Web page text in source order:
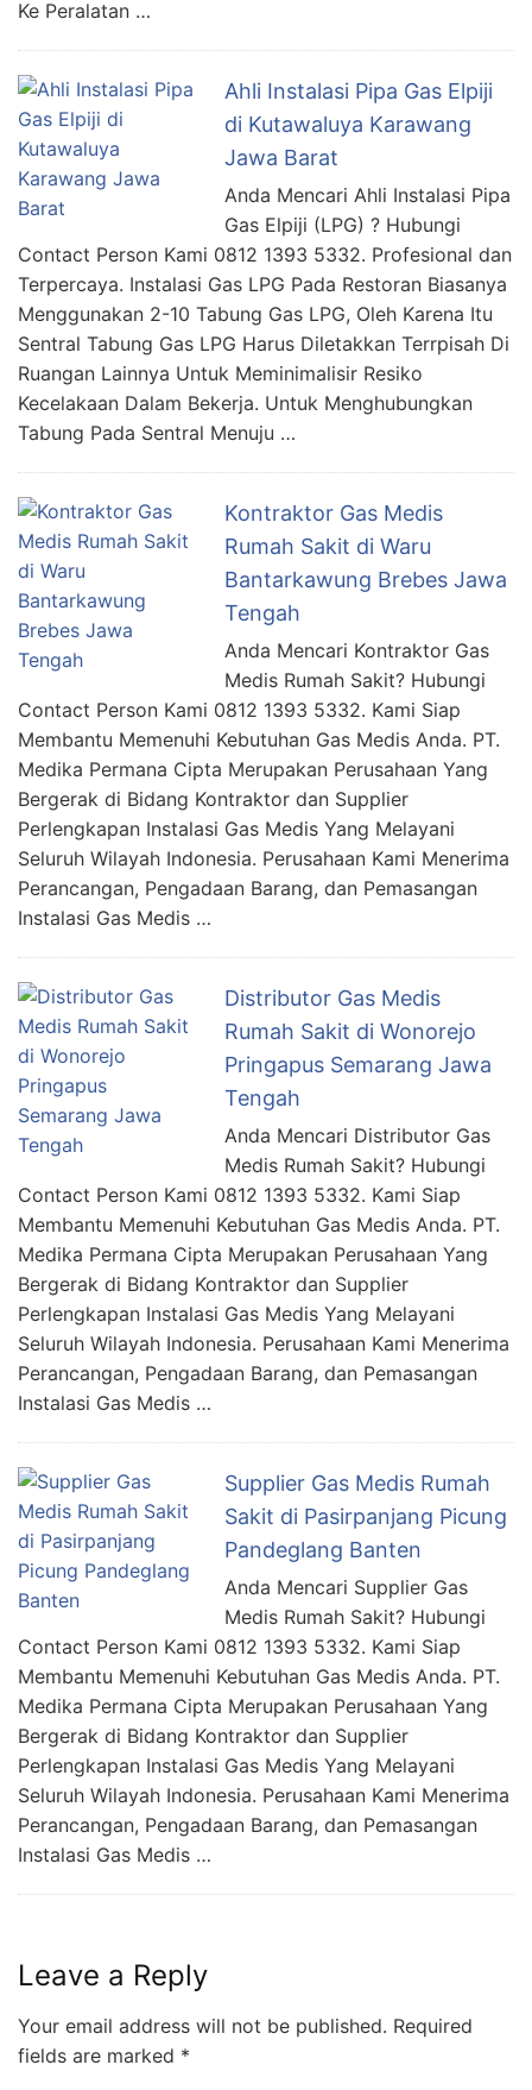
Ke Peralatan …
Ahli Instalasi Pipa Gas Elpiji
di Kutawaluya Karawang
Jawa Barat
Anda Mencari Ahli Instalasi Pipa
Gas Elpiji (LPG) ? Hubungi
Contact Person Kami 0812 1393 5332. Profesional dan
Terpercaya. Instalasi Gas LPG Pada Restoran Biasanya
Menggunakan 2-10 Tabung Gas LPG, Oleh Karena Itu
Sentral Tabung Gas LPG Harus Diletakkan Terrpisah Di
Ruangan Lainnya Untuk Meminimalisir Resiko
Kecelakaan Dalam Bekerja. Untuk Menghubungkan
Tabung Pada Sentral Menuju …
Kontraktor Gas Medis
Rumah Sakit di Waru
Bantarkawung Brebes Jawa
Tengah
Anda Mencari Kontraktor Gas
Medis Rumah Sakit? Hubungi
Contact Person Kami 0812 1393 5332. Kami Siap
Membantu Memenuhi Kebutuhan Gas Medis Anda. PT.
Medika Permana Cipta Merupakan Perusahaan Yang
Bergerak di Bidang Kontraktor dan Supplier
Perlengkapan Instalasi Gas Medis Yang Melayani
Seluruh Wilayah Indonesia. Perusahaan Kami Menerima
Perancangan, Pengadaan Barang, dan Pemasangan
Instalasi Gas Medis …
Distributor Gas Medis
Rumah Sakit di Wonorejo
Pringapus Semarang Jawa
Tengah
Anda Mencari Distributor Gas
Medis Rumah Sakit? Hubungi
Contact Person Kami 0812 1393 5332. Kami Siap
Membantu Memenuhi Kebutuhan Gas Medis Anda. PT.
Medika Permana Cipta Merupakan Perusahaan Yang
Bergerak di Bidang Kontraktor dan Supplier
Perlengkapan Instalasi Gas Medis Yang Melayani
Seluruh Wilayah Indonesia. Perusahaan Kami Menerima
Perancangan, Pengadaan Barang, dan Pemasangan
Instalasi Gas Medis …
Supplier Gas Medis Rumah
Sakit di Pasirpanjang Picung
Pandeglang Banten
Anda Mencari Supplier Gas
Medis Rumah Sakit? Hubungi
Contact Person Kami 0812 1393 5332. Kami Siap
Membantu Memenuhi Kebutuhan Gas Medis Anda. PT.
Medika Permana Cipta Merupakan Perusahaan Yang
Bergerak di Bidang Kontraktor dan Supplier
Perlengkapan Instalasi Gas Medis Yang Melayani
Seluruh Wilayah Indonesia. Perusahaan Kami Menerima
Perancangan, Pengadaan Barang, dan Pemasangan
Instalasi Gas Medis …
Leave a Reply
Your email address will not be published. Required
fields are marked *